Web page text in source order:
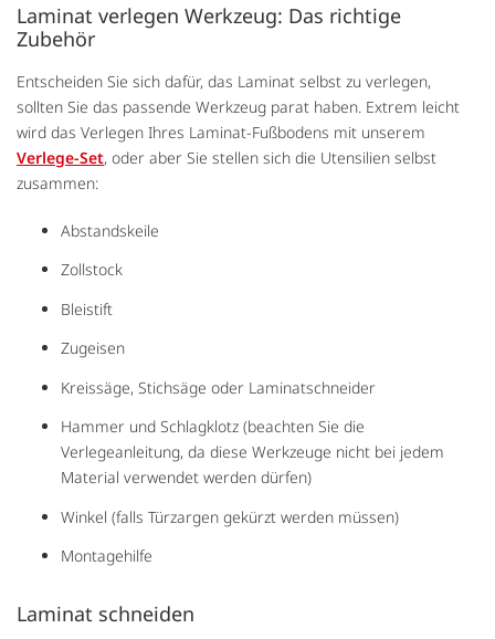
Laminat verlegen Werkzeug: Das richtige
Zubehör
Entscheiden Sie sich dafür, das Laminat selbst zu verlegen,
sollten Sie das passende Werkzeug parat haben. Extrem leicht
wird das Verlegen Ihres Laminat-Fußbodens mit unserem
Verlege-Set, oder aber Sie stellen sich die Utensilien selbst
zusammen:
Abstandskeile
Zollstock
Bleistift
Zugeisen
Kreissäge, Stichsäge oder Laminatschneider
Hammer und Schlagklotz (beachten Sie die
Verlegeanleitung, da diese Werkzeuge nicht bei jedem
Material verwendet werden dürfen)
Winkel (falls Türzargen gekürzt werden müssen)
Montagehilfe
Laminat schneiden